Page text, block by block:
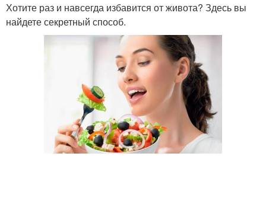
Хотите раз и навсегда избавится от живота? Здесь вы
найдете секретный способ.